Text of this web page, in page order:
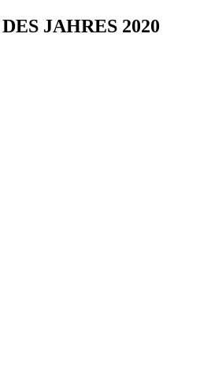
JAHRES 2020